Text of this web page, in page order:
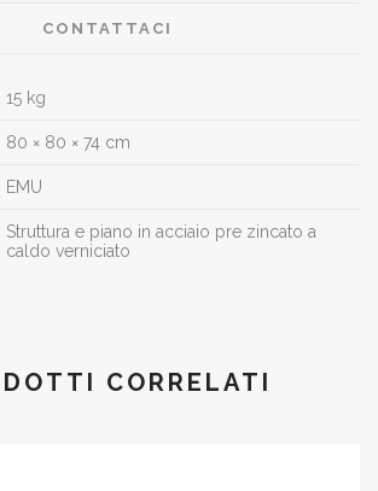
CONTATTACI
15 kg
80 × 80 × 74 cm
EMU
Struttura e piano in acciaio pre zincato a
caldo verniciato
CORRELATI